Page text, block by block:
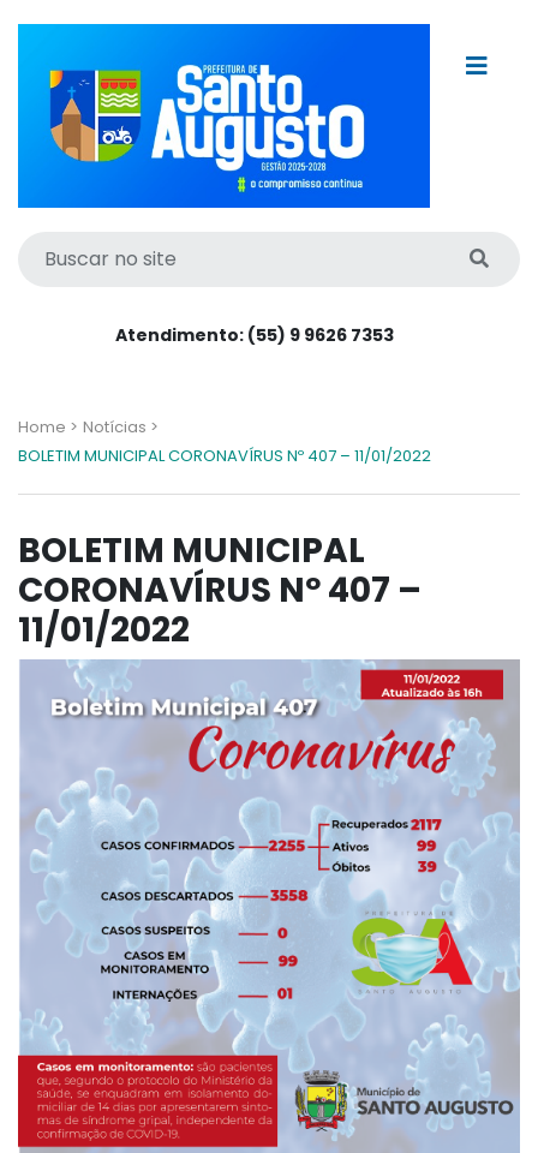
Atendimento: (55) 9 9626 7353
Home > Notícias >
BOLETIM MUNICIPAL CORONAVÍRUS Nº 407 – 11/01/2022
BOLETIM MUNICIPAL
CORONAVÍRUS Nº 407 –
11/01/2022